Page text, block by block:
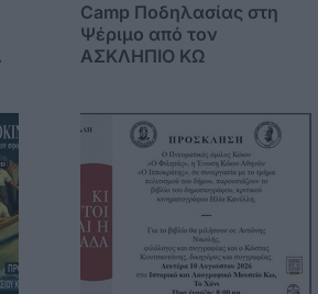
Camp Ποδηλασίας στη
Ψέριμο από τον
ΑΣΚΛΗΠΙΟ ΚΩ